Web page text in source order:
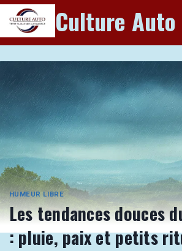
Aller
au
contenu
Culture Auto
HUMEUR LIBRE
Les tendances douces
: pluie, paix et petits